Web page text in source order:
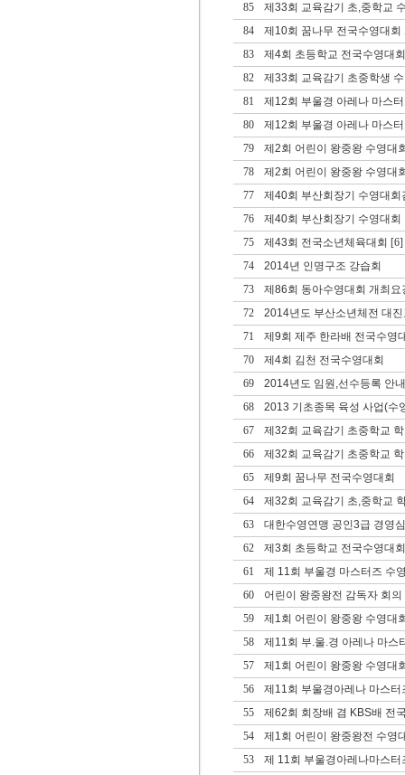
85
제33회 교육감기 초,중학교
84
제10회 꿈나무 전국수영대회
83
제4회 초등학교 전국수영대
82
제33회 교육감기 초중학생
81
제12회 부울경 아레나 마스
80
제12회 부울경 아레나 마스
79
제2회 어린이 왕중왕 수영대
78
제2회 어린이 왕중왕 수영대
77
제40회 부산회장기 수영대
76
제40회 부산회장기 수영대
75
제43회 전국소년체육대회 [6]
74
2014년 인명구조 강습회
73
제86회 동아수영대회 개최요
72
2014년도 부산소년체전 대
71
제9회 제주 한라배 전국수영
70
제4회 김천 전국수영대회
69
2014년도 임원,선수등록 안내
68
2013 기초종목 육성 사업(수
67
제32회 교육감기 초중학교
66
제32회 교육감기 초중학교
65
제9회 꿈나무 전국수영대회
64
제32회 교육감기 초,중학교
63
대한수영연맹 공인3급 경영
62
제3회 초등학교 전국수영대회
61
제 11회 부울경 마스터즈 수
60
어린이 왕중왕전 감독자 회의
59
제1회 어린이 왕중왕 수영대
58
제11회 부.울.경 아레나 마스
57
제1회 어린이 왕중왕 수영대
56
제11회 부울경아레나 마스터
55
제62회 회장배 겸 KBS배 전
54
제1회 어린이 왕중왕전 수영
53
제 11회 부울경아레나마스터